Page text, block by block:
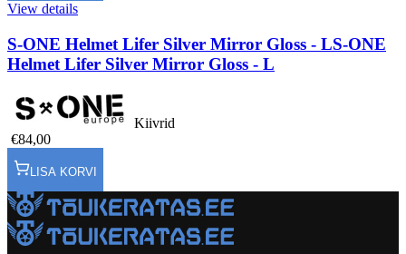
View details
S-ONE Helmet Lifer Silver Mirror Gloss - LS-ONE
Helmet Lifer Silver Mirror Gloss - L
Kiivrid
€84,00
LISA KORVI